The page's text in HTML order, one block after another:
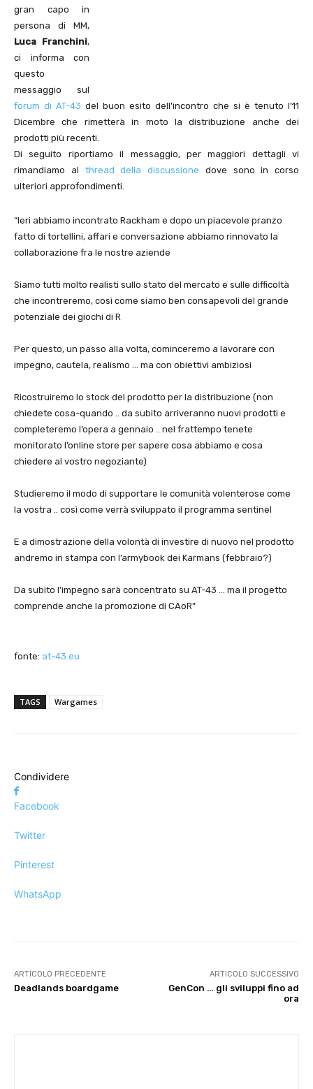
gran capo in
persona di MM,
Luca Franchini,
ci informa con
questo
messaggio sul
forum di AT-43 del buon esito dell’incontro che si è tenuto l’11
Dicembre che rimetterà in moto la distribuzione anche dei
prodotti più recenti.
Di seguito riportiamo il messaggio, per maggiori dettagli vi
rimandiamo al thread della discussione dove sono in corso
ulteriori approfondimenti.
“Ieri abbiamo incontrato Rackham e dopo un piacevole pranzo
fatto di tortellini, affari e conversazione abbiamo rinnovato la
collaborazione fra le nostre aziende
Siamo tutti molto realisti sullo stato del mercato e sulle difficoltà
che incontreremo, così come siamo ben consapevoli del grande
potenziale dei giochi di R
Per questo, un passo alla volta, cominceremo a lavorare con
impegno, cautela, realismo … ma con obiettivi ambiziosi
Ricostruiremo lo stock del prodotto per la distribuzione (non
chiedete cosa-quando .. da subito arriveranno nuovi prodotti e
completeremo l’opera a gennaio .. nel frattempo tenete
monitorato l’online store per sapere cosa abbiamo e cosa
chiedere al vostro negoziante)
Studieremo il modo di supportare le comunità volenterose come
la vostra .. così come verrà sviluppato il programma sentinel
E a dimostrazione della volontà di investire di nuovo nel prodotto
andremo in stampa con l’armybook dei Karmans (febbraio?)
Da subito l’impegno sarà concentrato su AT-43 … ma il progetto
comprende anche la promozione di CAoR”
fonte: at-43.eu
TAGS Wargames
Condividere
Facebook
Twitter
Pinterest
WhatsApp
ARTICOLO PRECEDENTE
Deadlands boardgame
ARTICOLO SUCCESSIVO
GenCon … gli sviluppi fino ad
ora